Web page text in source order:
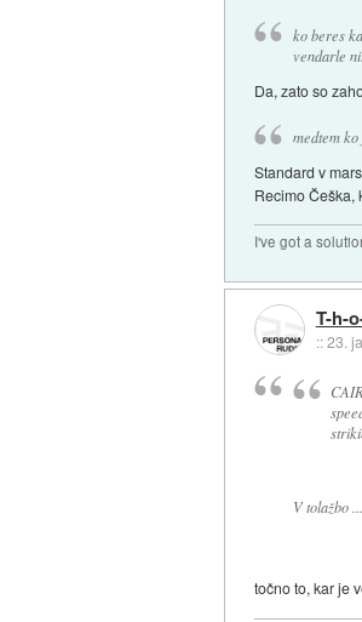
ko beres
vendarle
Da, zato so
medtem
Standard v
Recimo Češka,
I've got a
T-h-
::23.
V tolažbo ...
točno to, kar je